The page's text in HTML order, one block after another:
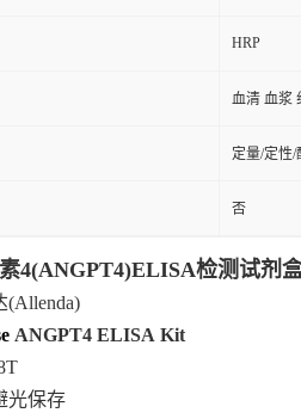
HRP
血清 血浆
定量/定性/
否
4(ANGPT4)ELISA检测试剂
(Allenda)
ANGPT4 ELISA Kit
光保存